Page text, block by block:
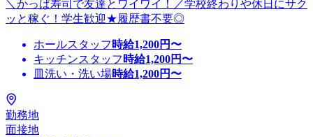
＼かっぱ寿司で友達とワイワイ！／学校終わりや休日にサク
ッと稼ぐ！学生歓迎★履歴書不要◎
ホールスタッフ 時給1,200円〜
キッチンスタッフ 時給1,200円〜
皿洗い・洗い場時給1,200円〜
勤務地
面接地